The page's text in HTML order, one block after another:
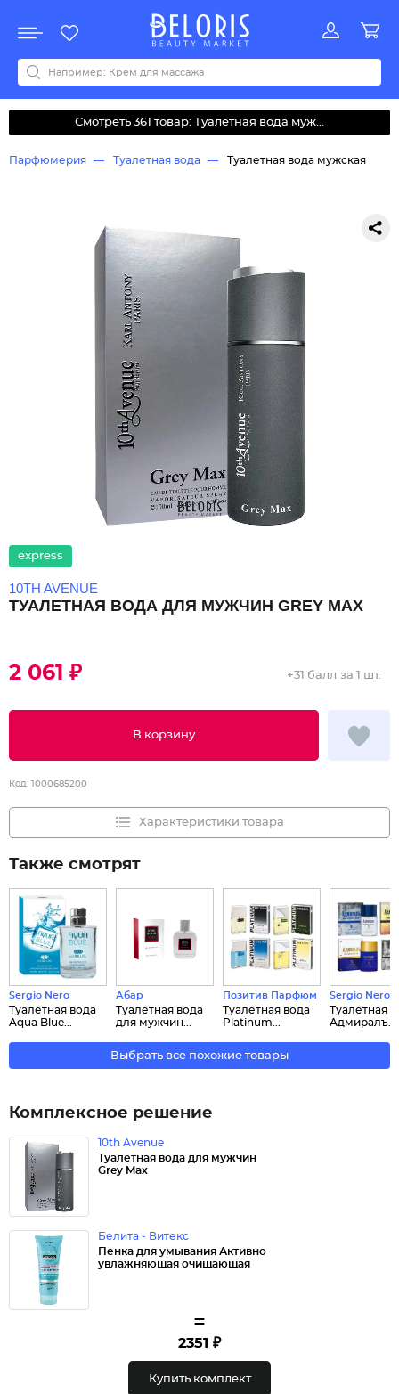
Акции
Все бренды
0-9ABCDEFGHIJKLMNOPQRSTUVWYZАБВДЗИМОКЛНПРСТУФ
Смотреть 361 товар: Туалетная вода муж...
Парфюмерия Туалетная вода Туалетная вода мужская
express
10TH AVENUE
ТУАЛЕТНАЯ ВОДА ДЛЯ МУЖЧИН GREY MAX
2 061 ₽
В корзину
+31 балл за 1 шт.
Код: 1000685200
Характеристики товара
Также смотрят
Sergio Nero
Туалетная вода
Aqua Blue...
Абар
Туалетная вода
для мужчин...
Позитив Парфюм
Туалетная вода
Platinum...
Sergio Nero
Туалетная
Адмиралъ...
Выбрать все похожие товары
Комплексное решение
10th Avenue
Туалетная вода для мужчин
Grey Max
Белита - Витекс
Пенка для умывания Активно
увлажняющая очищающая
=
2351 ₽
Купить комплект